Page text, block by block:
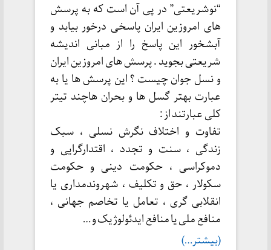
“نوشریعتی” در پی آن است که به پرسش
های امروزین ایران پاسخی درخور بیابد و
آبشخور این پاسخ را از مبانی اندیشه
شریعتی بجوید . پرسش های امروزین ایران
و نسل جوان چیست ؟ این پرسش ها یا به
عبارت بهتر گسل ها و بحران هاچند تیتر
کلی عبارتند از :
تفاوت و اختلاف نگرش نسلی ، سبک
زندگی ، سنت و تجدد ، اقتدارگرایی و
دموکراسی ، حکومت دینی و حکومت
سکولار ، حق و تکلیف ، شهروندمداری یا
انقلابی گری ، تعامل یا تخاصم جهانی ،
منافع ملی یا منافع ایدئولوژیک و …
(بیشتر…)